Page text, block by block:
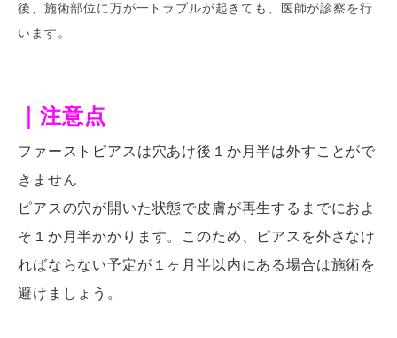
後、施術部位に万が一トラブルが起きても、医師が診察を行
います。
｜注意点
ファーストピアスは穴あけ後１か月半は外すことがで
きません
ピアスの穴が開いた状態で皮膚が再生するまでにおよ
そ１か月半かかります。このため、ピアスを外さなけ
ればならない予定が１ヶ月半以内にある場合は施術を
避けましょう。